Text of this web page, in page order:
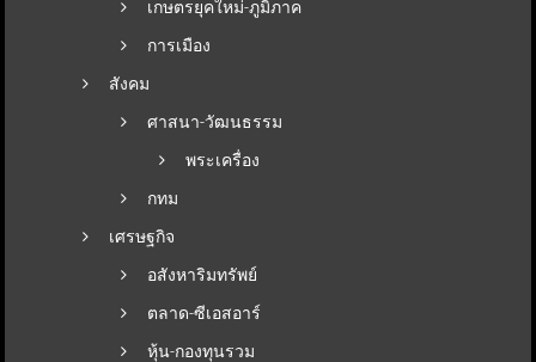
เกษตรยุคใหม่-ภูมิภาค
การเมือง
สังคม
ศาสนา-วัฒนธรรม
พระเครื่อง
กทม
เศรษฐกิจ
อสังหาริมทรัพย์
ตลาด-ซีเอสอาร์
หุ้น-กองทุนรวม